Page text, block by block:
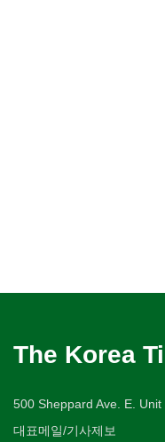
The Korea
500 Sheppard Ave. E.
대표메일/기사제보